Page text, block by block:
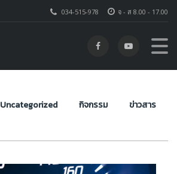
จ - ส 8.00 - 17.00
034-515-978
ไฟหน้าปัดรถยนต์แต่ละอันคืออะไร
Uncategorized กิจกรรม ข่าวสาร